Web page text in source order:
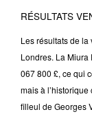
RÉSULTATS
Les résultats de
Londres. La Miura
067 800 £, ce qui
mais à
filleul de Georges